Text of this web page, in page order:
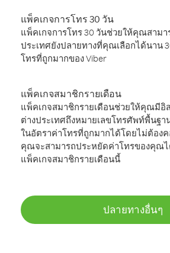
แพ็คเกจการโทร 30 วัน
แพ็คเกจการโทร 30 วันช่วยให้คุณสามา
ประเทศยังปลายทางที่คุณเลือกได้นาน
โทรที่ถูกมากของ Viber
แพ็คเกจสมาชิกรายเดือน
แพ็คเกจสมาชิกรายเดือนช่วยให้คุณมีอิ
ต่างประเทศถึงหมายเลขโทรศัพท์พื้นฐ
ในอัตราค่าโทรที่ถูกมากได้โดยไม่ต้อง
คุณจะสามารถประหยัดค่าโทรของคุณ
แพ็คเกจสมาชิกรายเดือนนี้
ปลายทางอื่นๆ